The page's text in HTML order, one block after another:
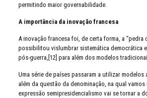
permitindo maior governabilidade.
A importância da inovação francesa
A inovação francesa foi, de certa forma, a “pedra
possibilitou vislumbrar sistemática democrática
pós-guerra,[12] para além dos modelos
Uma série de países passaram a utilizar modelos
além da questão da denominação, na qual
expressão semipresidencialismo vai se tornar a